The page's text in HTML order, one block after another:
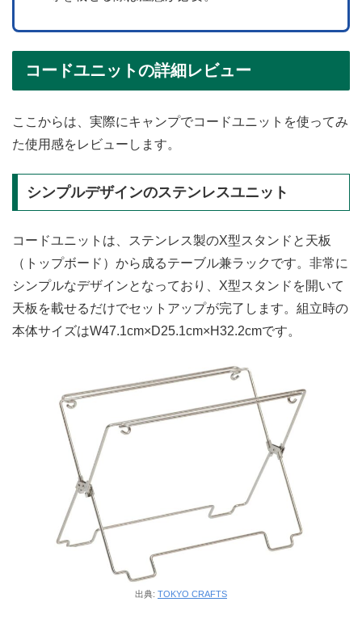
コードユニットの詳細レビュー
ここからは、実際にキャンプでコードユニットを使ってみ
た使用感をレビューします。
シンプルデザインのステンレスユニット
コードユニットは、ステンレス製のX型スタンドと天板
（トップボード）から成るテーブル兼ラックです。非常に
シンプルなデザインとなっており、X型スタンドを開いて
天板を載せるだけでセットアップが完了します。組立時の
本体サイズはW47.1cm×D25.1cm×H32.2cmです。
出典: TOKYO CRAFTS